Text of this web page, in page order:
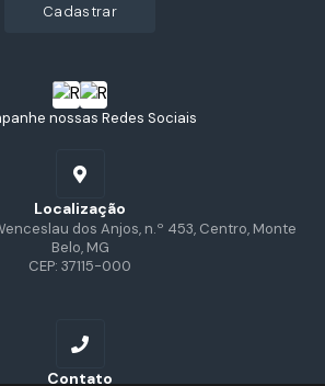
nossas Redes Sociais
Localização
dos Anjos, n.º 453, Centro, Monte
Belo, MG
CEP: 37115-000
Contato
cadastrar